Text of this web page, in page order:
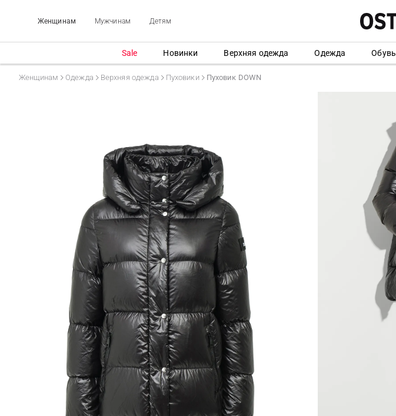
Женщинам Мужчинам Детям
Sale Новинки Верхняя одежда Одежда Обувь
Женщинам Одежда Верхняя одежда Пуховики Пуховик DOWN